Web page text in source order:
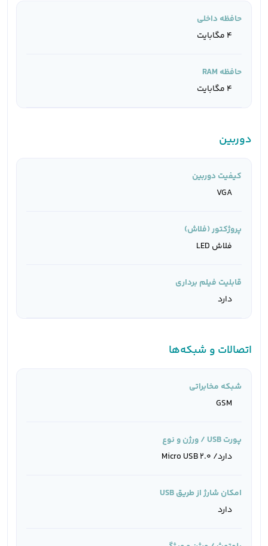
حافظه داخلی
۴ مگابایت
حافظه RAM
۴ مگابایت
دوربین
کیفیت دوربین
VGA
پروژکتور (فلاش)
فلاش LED
قابلیت فیلم برداری
دارد
اتصالات و شبکه‌ها
شبکه مخابراتی
GSM
پورت USB / ورژن و نوع
دارد/ Micro USB 2.0
امکان شارژ از طریق USB
دارد